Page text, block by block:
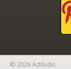
© 2026 Actiludis